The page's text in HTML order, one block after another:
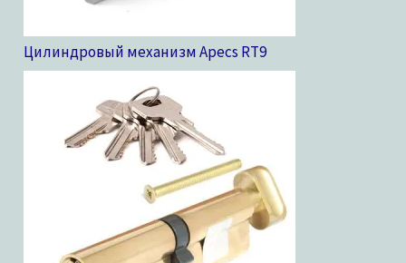
Цилиндровый механизм Apecs RT9